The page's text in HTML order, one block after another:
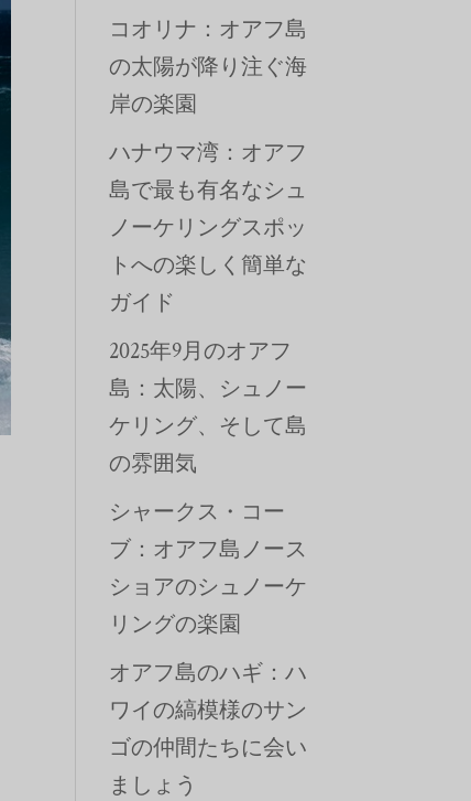
コオリナ：オアフ島
の太陽が降り注ぐ海
岸の楽園
ハナウマ湾：オアフ
島で最も有名なシュ
ノーケリングスポッ
トへの楽しく簡単な
ガイド
2025年9月のオアフ
島：太陽、シュノー
ケリング、そして島
の雰囲気
シャークス・コー
ブ：オアフ島ノース
ショアのシュノーケ
リングの楽園
オアフ島のハギ：ハ
ワイの縞模様のサン
ゴの仲間たちに会い
ましょう